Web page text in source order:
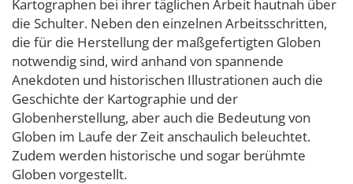
Kartographen bei ihrer täglichen Arbeit hautnah über
die Schulter. Neben den einzelnen Arbeitsschritten,
die für die Herstellung der maßgefertigten Globen
notwendig sind, wird anhand von spannende
Anekdoten und historischen Illustrationen auch die
Geschichte der Kartographie und der
Globenherstellung, aber auch die Bedeutung von
Globen im Laufe der Zeit anschaulich beleuchtet.
Zudem werden historische und sogar berühmte
Globen vorgestellt.